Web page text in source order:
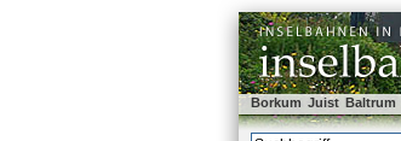
Borkum Juist Baltrum